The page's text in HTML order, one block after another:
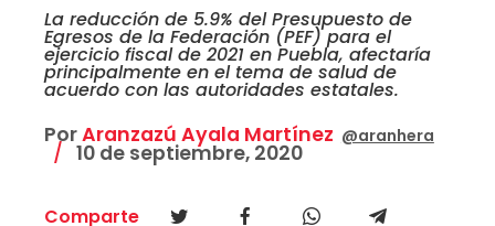
La reducción de 5.9% del Presupuesto de
Egresos de la Federación (PEF) para el
ejercicio fiscal de 2021 en Puebla, afectaría
principalmente en el tema de salud de
acuerdo con las autoridades estatales.
PorAranzazú Ayala Martínez @aranhera
10 de septiembre, 2020
Comparte